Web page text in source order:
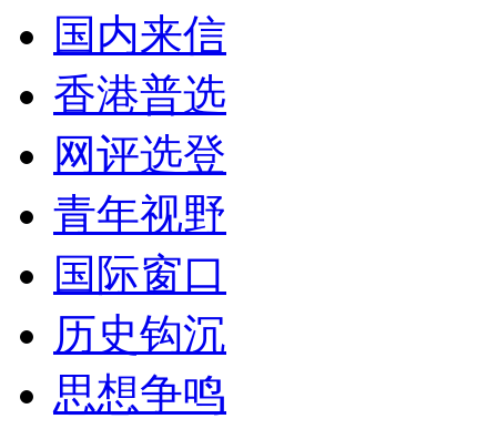
国内来信
香港普选
网评选登
青年视野
国际窗口
历史钩沉
思想争鸣